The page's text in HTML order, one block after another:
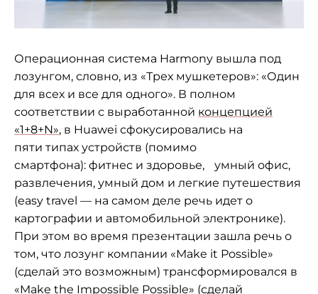
Операционная система Harmony вышла под
лозунгом, словно, из «Трех мушкетеров»: «Один
для всех и все для одного». В полном
соответствии с выработанной концепцией
«1+8+N», в Huawei сфокусировались на
пяти типах устройств (помимо
смартфона): фитнес и здоровье, умный офис,
развлечения, умный дом и легкие путешествия
(easy travel — на самом деле речь идет о
картографии и автомобильной электронике).
При этом во время презентации зашла речь о
том, что лозунг компании «Make it Possible»
(сделай это возможным) трансформировался в
«Make the Impossible Possible» (сделай